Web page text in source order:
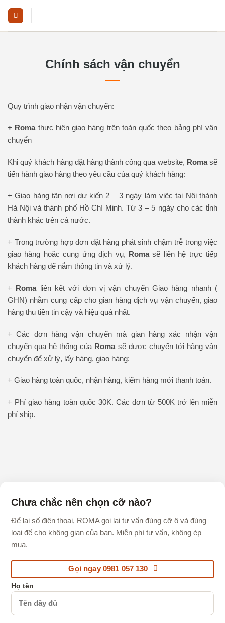
content
Chính sách vận chuyển
Quy trình giao nhận vận chuyển:
+ Roma thực hiện giao hàng trên toàn quốc theo bảng phí vận
chuyển
Khi quý khách hàng đặt hàng thành công qua website, Roma sẽ
tiến hành giao hàng theo yêu cầu của quý khách hàng:
+ Giao hàng tận nơi dự kiến 2 – 3 ngày làm việc tại Nội thành
Hà Nội và thành phố Hồ Chí Minh. Từ 3 – 5 ngày cho các tỉnh
thành khác trên cả nước.
+ Trong trường hợp đơn đặt hàng phát sinh chậm trễ trong việc
giao hàng hoăc cung ứng dịch vụ, Roma sẽ liên hệ trực tiếp
khách hàng để nắm thông tin và xử lý.
+ Roma liên kết với đơn vị vận chuyển Giao hàng nhanh (
GHN) nhằm cung cấp cho gian hàng dịch vụ vận chuyển, giao
hàng thu tiền tin cậy và hiệu quả nhất.
+ Các đơn hàng vận chuyển mà gian hàng xác nhận vận
chuyển qua hệ thống của Roma sẽ được chuyển tới hãng vận
chuyển để xử lý, lấy hàng, giao hàng:
+ Giao hàng toàn quốc, nhận hàng, kiểm hàng mới thanh toán.
+ Phí giao hàng toàn quốc 30K. Các đơn từ 500K trở lên miễn
phí ship.
Chưa chắc nên chọn cỡ nào?
Để lại số điện thoại, ROMA gọi lại tư vấn đúng cỡ ô và đúng
loại đế cho không gian của bạn. Miễn phí tư vấn, không ép
mua.
Gọi ngay 0981 057 130
Họ tên